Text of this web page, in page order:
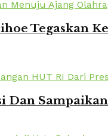
Tegaskan